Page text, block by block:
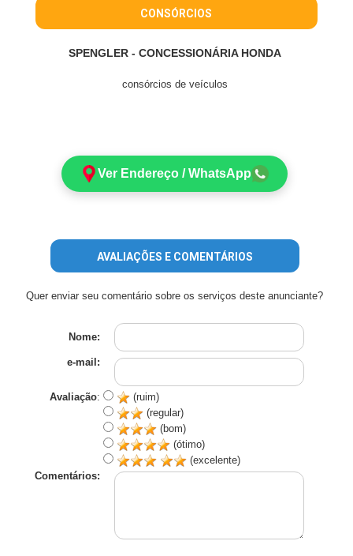
CONSÓRCIOS
SPENGLER - CONCESSIONÁRIA HONDA
consórcios de veículos
Ver Endereço / WhatsApp
AVALIAÇÕES E COMENTÁRIOS
Quer enviar seu comentário sobre os serviços deste anunciante?
Nome:
e-mail:
Avaliação:
(ruim)
(regular)
(bom)
(ótimo)
(excelente)
Comentários: